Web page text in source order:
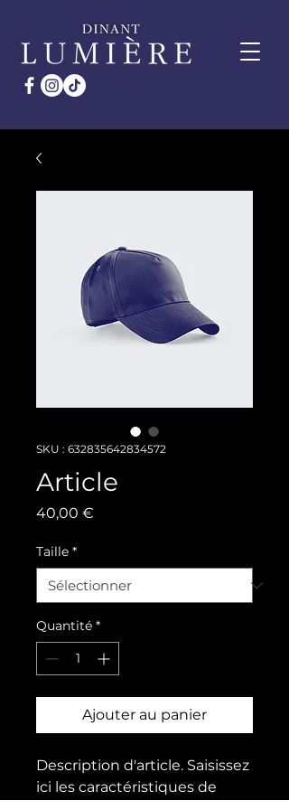
SKU : 632835642834572
Article
40,00 €
Taille *
Quantité *
Ajouter au panier
Description d'article. Saisissez
ici les caractéristiques de